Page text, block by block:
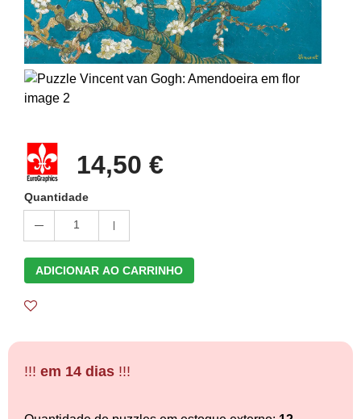
14,50 €
Quantidade
1
ADICIONAR AO CARRINHO
!!! em 14 dias !!!